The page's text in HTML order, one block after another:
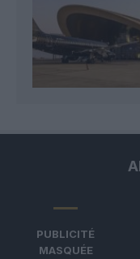
PUBLICITÉ
MASQUÉE